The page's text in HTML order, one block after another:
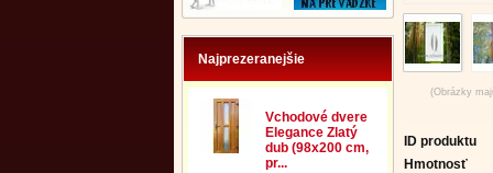
Najprezeranejšie
Vchodové dvere
Elegance Zlatý
dub (98x200 cm,
pr...
(Obrázky
ID produktu
Hmotnosť